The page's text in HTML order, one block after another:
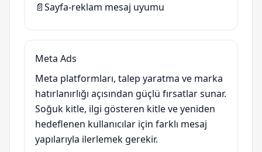
📄Sayfa-reklam mesaj uyumu
Meta Ads
Meta platformları, talep yaratma ve marka
hatırlanırlığı açısından güçlü fırsatlar sunar.
Soğuk kitle, ilgi gösteren kitle ve yeniden
hedeflenen kullanıcılar için farklı mesaj
yapılarıyla ilerlemek gerekir.